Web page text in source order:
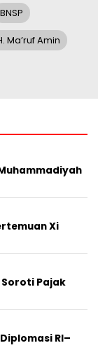
BNSP
Ma’ruf Amin
Xi
Soroti Pajak
RI–